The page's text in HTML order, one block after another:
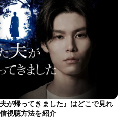
が帰ってきました』はどこで見れ
視聴方法を紹介